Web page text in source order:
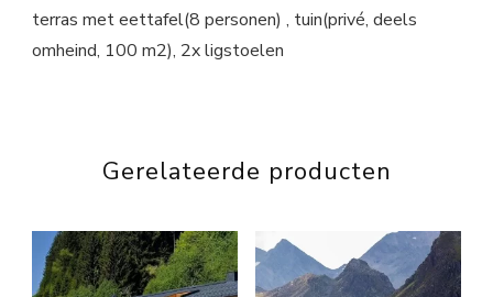
terras met eettafel(8 personen) , tuin(privé, deels
omheind, 100 m2), 2x ligstoelen
Gerelateerde producten